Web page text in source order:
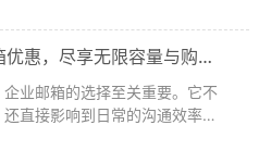
以其强大的技术背景和优质的
的青睐。在这一背景下，桑桥
超值网易企业邮箱优惠，尽享无限容量与购物卡福利！
业邮箱的选择至关重要。它不
直接影响到日常的沟通效率。